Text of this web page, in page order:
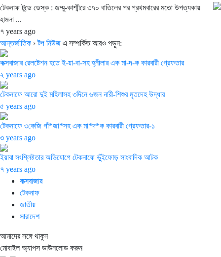
টেকনাফ টুডে ডেস্ক : জম্মু-কাশ্মীরে ৩৭০ বাতিলের পর প্রথমবারের মতো উপত্যকায়
হামলা ...
৭ years ago
আন্তর্জাতিক ›টপ নিউজ এ সম্পর্কিত আরও পড়ুন:
কক্সবাজার রেলষ্টেশন হতে ই-য়া-বা-সহ হ্নীলার এক মা-দ-ক কারবারী গ্রেফতার
২ years ago
টেকনাফে আরো দুই মহিলাসহ ৩দিনে ৬জন নারী-শিশুর মৃতদেহ উদ্ধার
৫ years ago
টেকনাফে ৩কেজি গাঁ*জা*সহ এক মা*দ*ক কারবারী গ্রেফতার-১
৩ years ago
ইয়াবা সংশ্লিষ্টতার অভিযোগে টেকনাফে ভুঁইফোড় সাংবাদিক আটক
৭ years ago
কক্সবাজার
টেকনাফ
জাতীয়
সারাদেশ
আমাদের সঙ্গে থাকুন
মোবাইল অ্যাপস ডাউনলোড করুন